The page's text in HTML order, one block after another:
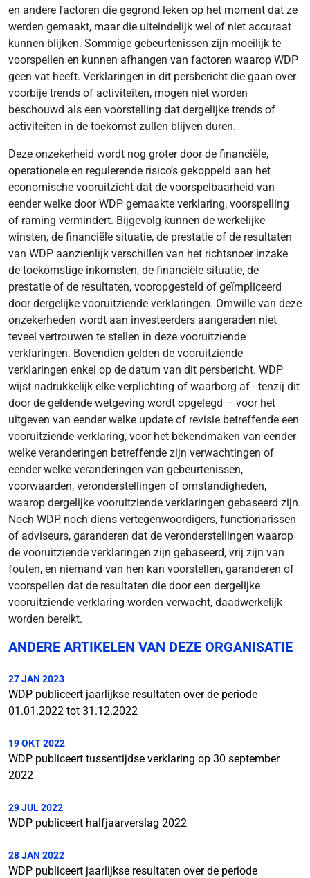
en andere factoren die gegrond leken op het moment dat ze
werden gemaakt, maar die uiteindelijk wel of niet accuraat
kunnen blijken. Sommige gebeurtenissen zijn moeilijk te
voorspellen en kunnen afhangen van factoren waarop WDP
geen vat heeft. Verklaringen in dit persbericht die gaan over
voorbije trends of activiteiten, mogen niet worden
beschouwd als een voorstelling dat dergelijke trends of
activiteiten in de toekomst zullen blijven duren.
Deze onzekerheid wordt nog groter door de financiële,
operationele en regulerende risico’s gekoppeld aan het
economische vooruitzicht dat de voorspelbaarheid van
eender welke door WDP gemaakte verklaring, voorspelling
of raming vermindert. Bijgevolg kunnen de werkelijke
winsten, de financiële situatie, de prestatie of de resultaten
van WDP aanzienlijk verschillen van het richtsnoer inzake
de toekomstige inkomsten, de financiële situatie, de
prestatie of de resultaten, vooropgesteld of geïmpliceerd
door dergelijke vooruitziende verklaringen. Omwille van deze
onzekerheden wordt aan investeerders aangeraden niet
teveel vertrouwen te stellen in deze vooruitziende
verklaringen. Bovendien gelden de vooruitziende
verklaringen enkel op de datum van dit persbericht. WDP
wijst nadrukkelijk elke verplichting of waarborg af - tenzij dit
door de geldende wetgeving wordt opgelegd – voor het
uitgeven van eender welke update of revisie betreffende een
vooruitziende verklaring, voor het bekendmaken van eender
welke veranderingen betreffende zijn verwachtingen of
eender welke veranderingen van gebeurtenissen,
voorwaarden, veronderstellingen of omstandigheden,
waarop dergelijke vooruitziende verklaringen gebaseerd zijn.
Noch WDP, noch diens vertegenwoordigers, functionarissen
of adviseurs, garanderen dat de veronderstellingen waarop
de vooruitziende verklaringen zijn gebaseerd, vrij zijn van
fouten, en niemand van hen kan voorstellen, garanderen of
voorspellen dat de resultaten die door een dergelijke
vooruitziende verklaring worden verwacht, daadwerkelijk
worden bereikt.
ANDERE ARTIKELEN VAN DEZE ORGANISATIE
27 JAN 2023
WDP publiceert jaarlijkse resultaten over de periode
01.01.2022 tot 31.12.2022
19 OKT 2022
WDP publiceert tussentijdse verklaring op 30 september
2022
29 JUL 2022
WDP publiceert halfjaarverslag 2022
28 JAN 2022
WDP publiceert jaarlijkse resultaten over de periode